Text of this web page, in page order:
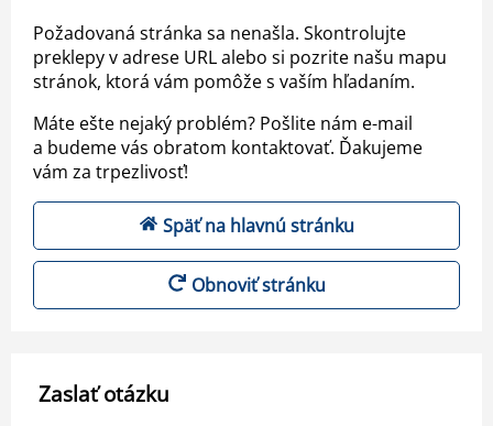
Požadovaná stránka sa nenašla. Skontrolujte
preklepy v adrese URL alebo si pozrite našu mapu
stránok, ktorá vám pomôže s vaším hľadaním.
Máte ešte nejaký problém? Pošlite nám e-mail
a budeme vás obratom kontaktovať. Ďakujeme
vám za trpezlivosť!
Späť na hlavnú stránku
Obnoviť stránku
Zaslať otázku